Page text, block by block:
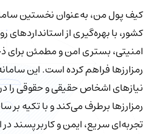
کیف‌ پول من، به‌عنوان نخستین
کشور، با بهره‌گیری از استانداردهای
امنیتی، بستری امن و مطمئن برای
رمزارزها فراهم کرده است. این
نیازهای اشخاص حقیقی و حقوقی را
رمزارزها برطرف می‌کند و با تکیه بر
تجربه‌ای سریع، ایمن و کاربرپسند در